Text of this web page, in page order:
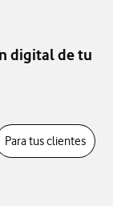
digital de tu
Para tus clientes